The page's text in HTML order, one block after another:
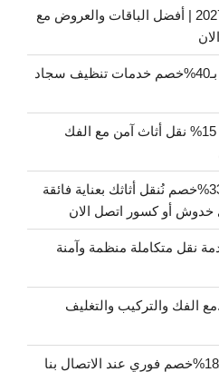
أسعار تخزين عفش بالرياض2027 | أفضل الباقات والعروض مع
شركة تنظيف سجاد بالرياض بـ40%خصم خدمات تنظيف سجاد
دينا نقل عفش حي المهدية بـ 15% نقل أثاث آمن مع الفك
دينا نقل عفش حي الرمال بـ33%خصم نُنقل أثاثك بعناية فائقة
أو كسور اتصل الان
نقل متكاملة منظمة وآمنة
الفك والتركيب والتغليف